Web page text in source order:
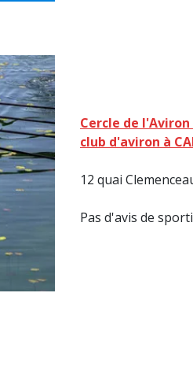
Cercle de l'Aviron
club d'aviron à
12 quai
Pas d'avis de